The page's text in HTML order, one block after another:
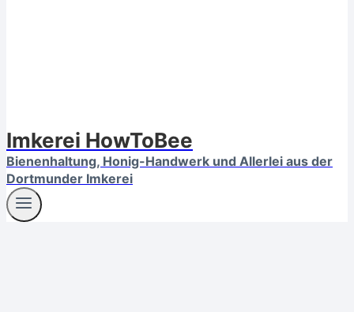
Imkerei HowToBee
Bienenhaltung, Honig-Handwerk und Allerlei aus der
Dortmunder Imkerei